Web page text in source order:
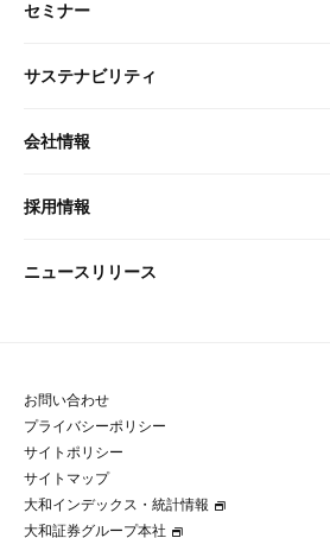
大和総研の強み
先端テクノロジーに基づく新たな価値
政策分析
金融経済教育等
研究員
書籍・刊行物 トップ
書籍
セミナー
セミナー トップ
現在受付中のセミナー・イベント
サステナビリティ
サステナビリティの取り組み
次世代社会への貢献
マルチステークホルダー方針
パートナーシップ構築宣言
会社情報
会社情報 トップ
会社概要・役員一覧
大和総研の歩み
グループ会社
採用情報
採用情報 トップ
経験者採用
ニュースリリース
お問い合わせ
プライバシーポリシー
サイトポリシー
サイトマップ
大和インデックス・統計情報
大和証券グループ本社